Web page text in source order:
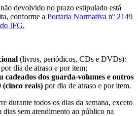
devolvido no prazo estipulado está
conforme a Portaria Normativa nº 2149
IFG.
(livros, periódicos, CDs e DVDs):
por dia de atraso e por item;
cadeados dos guarda-volumes e outros
(cinco reais) por dia de atraso e por item.
durante todos os dias da semana, exceto
dias sem atendimento ao público na